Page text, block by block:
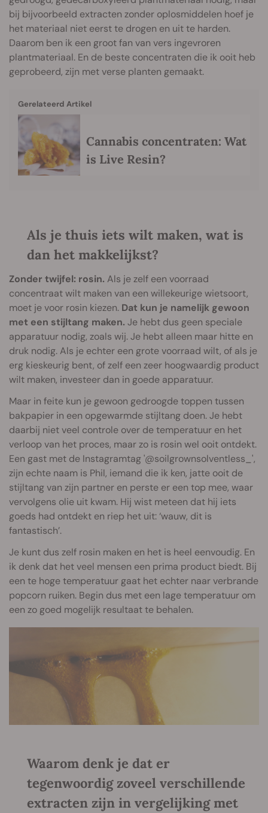
bij bijvoorbeeld extracten zonder oplosmiddelen hoef je
het materiaal niet eerst te drogen en uit te harden.
Daarom ben ik een groot fan van vers ingevroren
plantmateriaal. En de beste concentraten die ik ooit heb
geprobeerd, zijn met verse planten gemaakt.
Gerelateerd Artikel
Cannabis concentraten: Wat
is Live Resin?
Als je thuis iets wilt maken, wat is
dan het makkelijkst?
Zonder twijfel: rosin. Als je zelf een voorraad
concentraat wilt maken van een willekeurige wietsoort,
moet je voor rosin kiezen. Dat kun je namelijk gewoon
met een stijltang maken. Je hebt dus geen speciale
apparatuur nodig, zoals wij. Je hebt alleen maar hitte en
druk nodig. Als je echter een grote voorraad wilt, of als je
erg kieskeurig bent, of zelf een zeer hoogwaardig product
wilt maken, investeer dan in goede apparatuur.
Maar in feite kun je gewoon gedroogde toppen tussen
bakpapier in een opgewarmde stijltang doen. Je hebt
daarbij niet veel controle over de temperatuur en het
verloop van het proces, maar zo is rosin wel ooit ontdekt.
Een gast met de Instagramtag '@soilgrownsolventless_',
zijn echte naam is Phil, iemand die ik ken, jatte ooit de
stijltang van zijn partner en perste er een top mee, waar
vervolgens olie uit kwam. Hij wist meteen dat hij iets
goeds had ontdekt en riep het uit: ‘wauw, dit is
fantastisch’.
Je kunt dus zelf rosin maken en het is heel eenvoudig. En
ik denk dat het veel mensen een prima product biedt. Bij
een te hoge temperatuur gaat het echter naar verbrande
popcorn ruiken. Begin dus met een lage temperatuur om
een zo goed mogelijk resultaat te behalen.
Waarom denk je dat er
tegenwoordig zoveel verschillende
extracten zijn in vergelijking met